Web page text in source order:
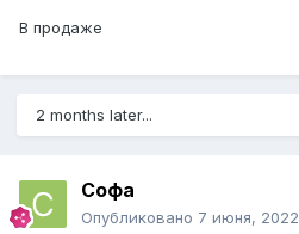
В продаже
2 months later...
Софа
Опубликовано 7 июня, 2022